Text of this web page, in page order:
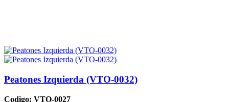
Peatones Izquierda (VTO-0032)
Codigo: VTO-0027